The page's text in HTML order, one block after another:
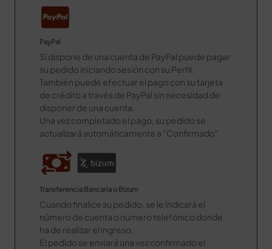
PayPal
Si dispone de una cuenta de PayPal puede pagar
su pedido iniciando sesión con su Perfil.
También puede efectuar el pago con su tarjeta
de crédito a través de PayPal sin necesidad de
disponer de una cuenta.
Una vez completado el pago, su pedido se
actualizará automáticamente a "Confirmado"
Transferencia Bancaria o Bizum
Cuando finalice su pedido, se le indicará el
número de cuenta o número telefónico donde
ha de realizar el ingreso.
El pedido se enviará una vez confirmado el